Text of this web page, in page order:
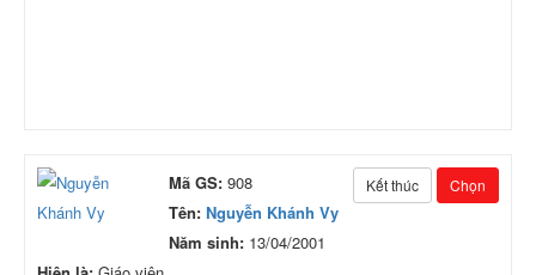
Kết thúc Chọn
Mã GS: 908
Tên: Nguyễn Khánh Vy
Năm sinh: 13/04/2001